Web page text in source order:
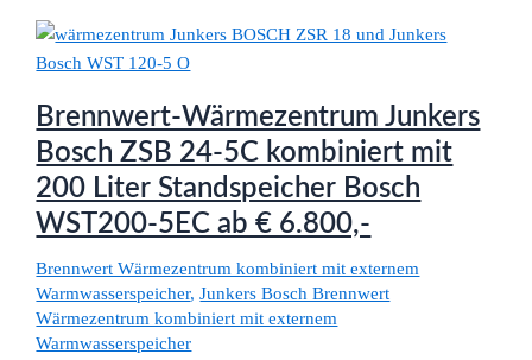
Brennwert-Wärmezentrum Junkers
Bosch ZSB 24-5C kombiniert mit
200 Liter Standspeicher Bosch
WST200-5EC ab € 6.800,-
Brennwert Wärmezentrum kombiniert mit externem
Warmwasserspeicher,Junkers Bosch Brennwert
Wärmezentrum kombiniert mit externem
Warmwasserspeicher